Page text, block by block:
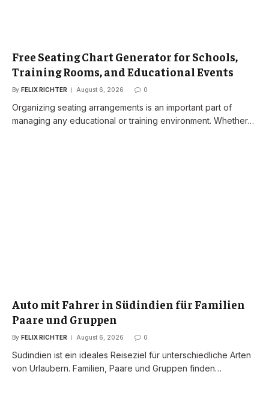
Free Seating Chart Generator for Schools,
Training Rooms, and Educational Events
By FELIX RICHTER August 6, 2026 0
Organizing seating arrangements is an important part of
managing any educational or training environment. Whether…
Auto mit Fahrer in Südindien für Familien
Paare und Gruppen
By FELIX RICHTER August 6, 2026 0
Südindien ist ein ideales Reiseziel für unterschiedliche Arten
von Urlaubern. Familien, Paare und Gruppen finden…